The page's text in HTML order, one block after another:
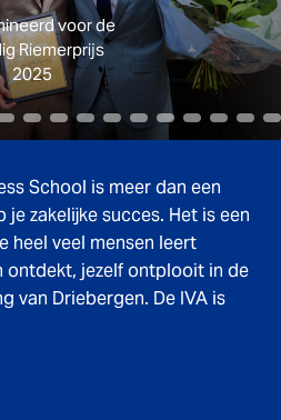
voor de
Riemerprijs
2025
School is meer dan een
zakelijke succes. Het is een
heel veel mensen leert
ontdekt, jezelf ontplooit in de
van Driebergen. De IVA is